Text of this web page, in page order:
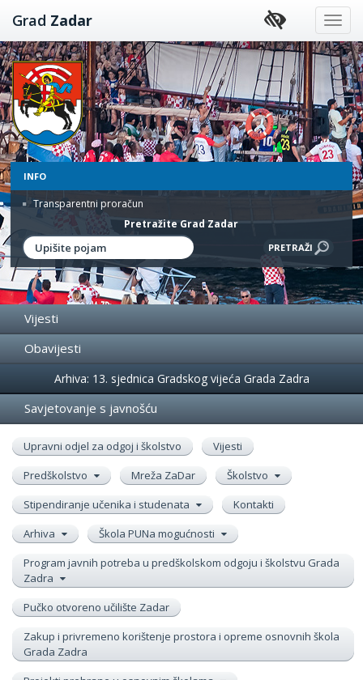
Preskoči
na
sadržaj
Grad Zadar
INFO
Transparentni proračun
Pretražite Grad Zadar
Vijesti
Obavijesti
Događanja
Arhiva: 13. sjednica Gradskog vijeća Grada Zadra
Savjetovanje s javnošću
Upravni odjel za odgoj i školstvo
Vijesti
Predškolstvo
Mreža ZaDar
Školstvo
Stipendiranje učenika i studenata
Kontakti
Arhiva
Škola PUNa mogućnosti
Program javnih potreba u predškolskom odgoju i školstvu Grada
Zadra
Pučko otvoreno učilište Zadar
Zakup i privremeno korištenje prostora i opreme osnovnih škola
Grada Zadra